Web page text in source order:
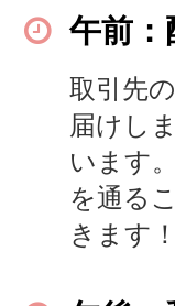
午前：
取引先
届けし
います
を通る
きます！